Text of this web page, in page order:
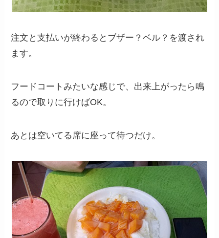
注文と支払いが終わるとブザー？ベル？を渡され
ます。
フードコートみたいな感じで、出来上がったら鳴
るので取りに行けばOK。
あとは空いてる席に座って待つだけ。